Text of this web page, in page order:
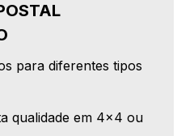
para diferentes tipos
qualidade em 4x4 ou